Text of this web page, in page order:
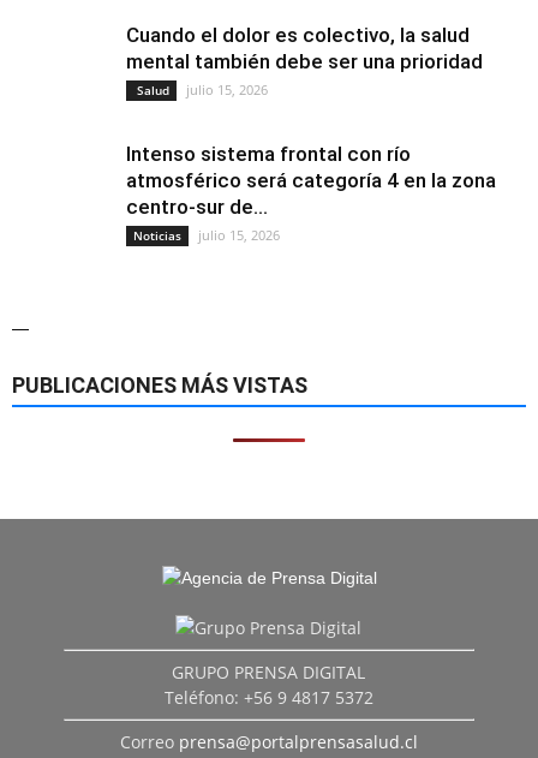
Cuando el dolor es colectivo, la salud
mental también debe ser una prioridad
Salud julio 15, 2026
Intenso sistema frontal con río
atmosférico será categoría 4 en la zona
centro-sur de...
Noticias julio 15, 2026
—
PUBLICACIONES MÁS VISTAS
GRUPO PRENSA DIGITAL
Teléfono: +56 9 4817 5372
Correo prensa@portalprensasalud.cl